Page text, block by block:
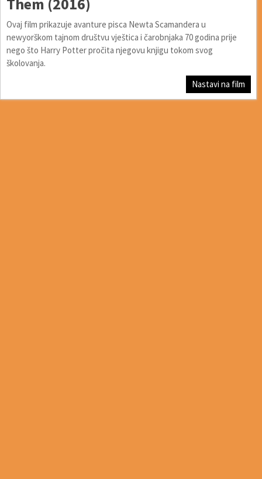
Ovaj film prikazuje avanture pisca Newta Scamandera u
newyorškom tajnom društvu vještica i čarobnjaka 70 godina prije
nego što Harry Potter pročita njegovu knjigu tokom svog
školovanja.
Nastavi na film